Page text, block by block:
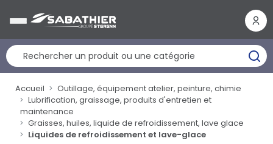
Accueil
Outillage, équipement atelier, peinture, chimie
Lubrification, graissage, produits d'entretien et
maintenance
Graisses, huiles, liquide de refroidissement, lave glace
Liquides de refroidissement et lave-glace